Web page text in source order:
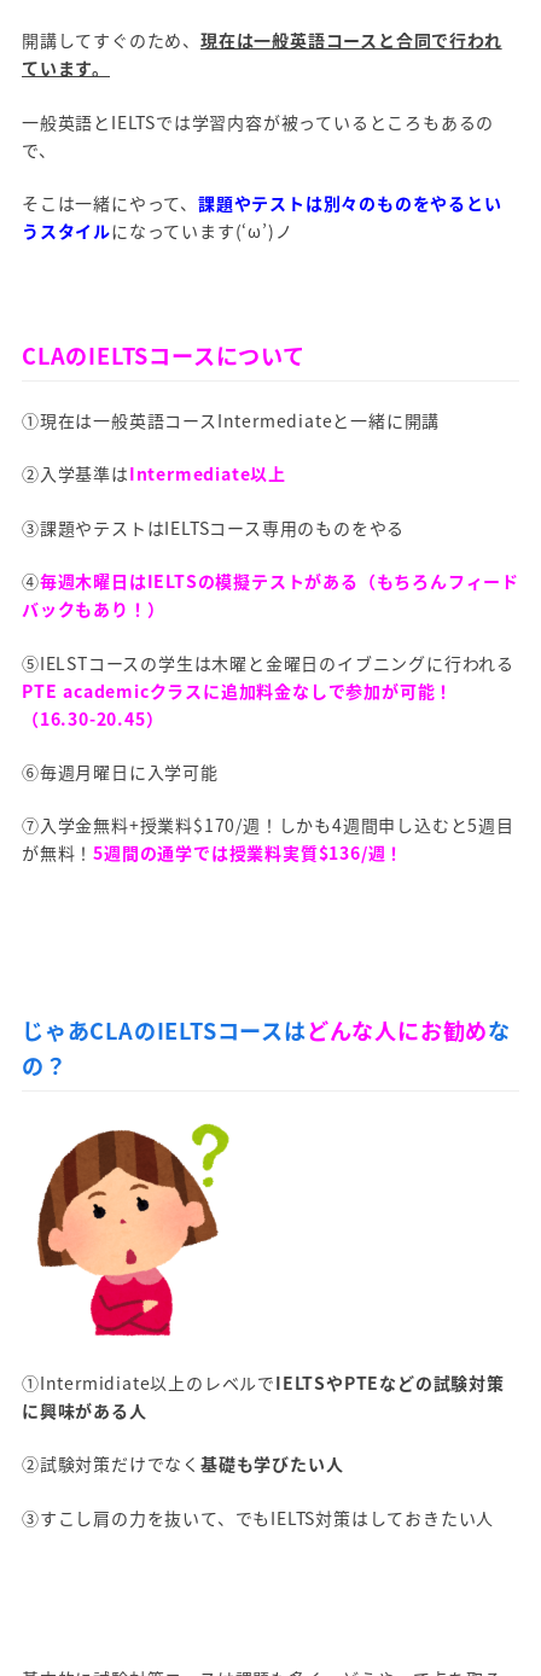
開講してすぐのため、 現在は一般英語コースと合同で行われ
ています。
一般英語とIELTSでは学習内容が被っているところもあるの
で、
そこは一緒にやって、 課題やテストは別々のものをやるとい
うスタイルになっています(‘ω’)ノ
CLAのIELTSコースについて
①現在は一般英語コースIntermediateと一緒に開講
②入学基準はIntermediate以上
③課題やテストはIELTSコース専用のものをやる
④毎週木曜日はIELTSの模擬テストがある（もちろんフィード
バックもあり！）
⑤IELSTコースの学生は木曜と金曜日のイブニングに行われる
PTE academicクラスに追加料金なしで参加が可能！
（16.30-20.45）
⑥毎週月曜日に入学可能
⑦入学金無料+授業料$170/週！しかも4週間申し込むと5週目
が無料！5週間の通学では授業料実質$136/週！
じゃあCLAのIELTSコースはどんな人にお勧めな
の？
①Intermidiate以上のレベルでIELTSやPTEなどの試験対策
に興味がある人
②試験対策だけでなく 基礎も学びたい人
③すこし肩の力を抜いて、でもIELTS対策はしておきたい人